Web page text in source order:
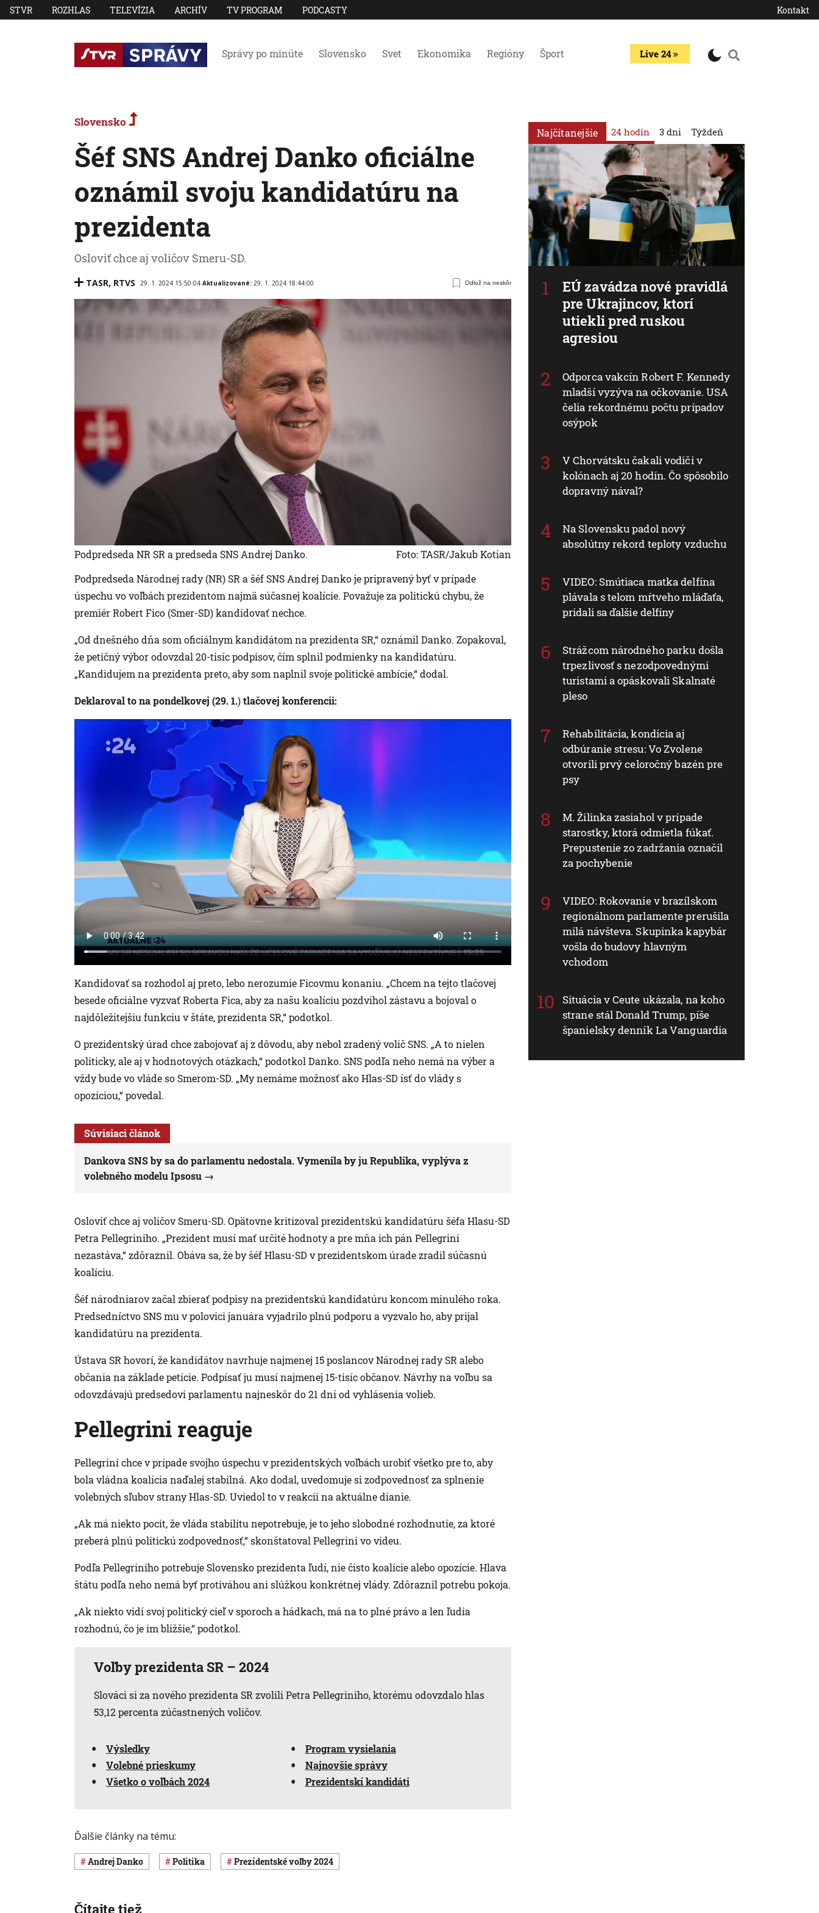
STVR ROZHLAS TELEVÍZIA ARCHÍV TV PROGRAM PODCASTY Kontakt
Správy po minúte Slovensko Svet Ekonomika Regióny Šport Live 24
Slovensko
Šéf SNS Andrej Danko oficiálne
oznámil svoju kandidatúru na
prezidenta
Osloviť chce aj voličov Smeru-SD.
TASR, RTVS 29. 1. 2024 15:50:04 Aktualizované: 29. 1. 2024 18:44:00 Odlož na neskôr
Podpredseda NR SR a predseda SNS Andrej Danko.
Foto: TASR/Jakub Kotian
Podpredseda Národnej rady (NR) SR a šéf SNS Andrej Danko je pripravený byť v prípade
úspechu vo voľbách prezidentom najmä súčasnej koalície. Považuje za politickú chybu, že
premiér Robert Fico (Smer-SD) kandidovať nechce.
„Od dnešného dňa som oficiálnym kandidátom na prezidenta SR,“ oznámil Danko. Zopakoval,
že petičný výbor odovzdal 20-tisíc podpisov, čím splnil podmienky na kandidatúru.
„Kandidujem na prezidenta preto, aby som naplnil svoje politické ambície,“ dodal.
Deklaroval to na pondelkovej (29. 1.)tlačovej konferencii:
Kandidovať sa rozhodol aj preto, lebo nerozumie Ficovmu konaniu. „Chcem na tejto tlačovej
besede oficiálne vyzvať Roberta Fica, aby za našu koalíciu pozdvihol zástavu a bojoval o
najdôležitejšiu funkciu v štáte, prezidenta SR,“ podotkol.
O prezidentský úrad chce zabojovať aj z dôvodu, aby nebol zradený volič SNS. „A to nielen
politicky, ale aj v hodnotových otázkach,“ podotkol Danko. SNS podľa neho nemá na výber a
vždy bude vo vláde so Smerom-SD. „My nemáme možnosť ako Hlas-SD ísť do vlády s
opozíciou,“ povedal.
Súvisiaci článok
Dankova SNS by sa do parlamentu nedostala. Vymenila by ju Republika, vyplýva z
volebného modelu Ipsosu
Osloviť chce aj voličov Smeru-SD. Opätovne kritizoval prezidentskú kandidatúru šéfa Hlasu-SD
Petra Pellegriniho. „Prezident musí mať určité hodnoty a pre mňa ich pán Pellegrini
nezastáva,“ zdôraznil. Obáva sa, že by šéf Hlasu-SD v prezidentskom úrade zradil súčasnú
koalíciu.
Šéf národniarov začal zbierať podpisy na prezidentskú kandidatúru koncom minulého roka.
Predsedníctvo SNS mu v polovici januára vyjadrilo plnú podporu a vyzvalo ho, aby prijal
kandidatúru na prezidenta.
Ústava SR hovorí, že kandidátov navrhuje najmenej 15 poslancov Národnej rady SR alebo
občania na základe petície. Podpísať ju musí najmenej 15-tisíc občanov. Návrhy na voľbu sa
odovzdávajú predsedovi parlamentu najneskôr do 21 dní od vyhlásenia volieb.
Pellegrini reaguje
Pellegrini chce v prípade svojho úspechu v prezidentských voľbách urobiť všetko pre to, aby
bola vládna koalícia naďalej stabilná. Ako dodal, uvedomuje si zodpovednosť za splnenie
volebných sľubov strany Hlas-SD. Uviedol to v reakcii na aktuálne dianie.
„Ak má niekto pocit, že vláda stabilitu nepotrebuje, je to jeho slobodné rozhodnutie, za ktoré
preberá plnú politickú zodpovednosť,“ skonštatoval Pellegrini vo videu.
Podľa Pellegriniho potrebuje Slovensko prezidenta ľudí, nie čisto koalície alebo opozície. Hlava
štátu podľa neho nemá byť protiváhou ani slúžkou konkrétnej vlády. Zdôraznil potrebu pokoja.
„Ak niekto vidí svoj politický cieľ v sporoch a hádkach, má na to plné právo a len ľudia
rozhodnú, čo je im bližšie,“ podotkol.
Voľby prezidenta SR – 2024
Slováci si za nového prezidenta SR zvolili Petra Pellegriniho, ktorému odovzdalo hlas
53,12 percenta zúčastnených voličov.
Výsledky
Volebné prieskumy
Všetko o voľbách 2024
Program vysielania
Najnovšie správy
Prezidentskí kandidáti
Ďalšie články na tému:
Andrej Danko Politika prezidentské voľby 2024
Najčítanejšie 24 hodín
EÚ zavádza nové pravidlá
pre Ukrajincov, ktorí
utiekli pred ruskou
agresiou
Odporca vakcín Robert F. Kennedy
mladší vyzýva na očkovanie. USA
čelia rekordnému počtu prípadov
osýpok
V Chorvátsku čakali vodiči v
kolónach aj 20 hodín. Čo spôsobilo
dopravný nával?
Na Slovensku padol nový
absolútny rekord teploty vzduchu
VIDEO: Smútiaca matka delfína
plávala s telom mŕtveho mláďaťa,
pridali sa ďalšie delfíny
Strážcom národného parku došla
trpezlivosť s nezodpovednými
turistami a opáskovali Skalnaté
pleso
Rehabilitácia, kondícia aj
odbúranie stresu: Vo Zvolene
otvorili prvý celoročný bazén pre
psy
M. Žilinka zasiahol v prípade
starostky, ktorá odmietla fúkať.
Prepustenie zo zadržania označil
za pochybenie
VIDEO: Rokovanie v brazílskom
regionálnom parlamente prerušila
milá návšteva. Skupinka kapybár
vošla do budovy hlavným
vchodom
Situácia v Ceute ukázala, na koho
strane stál Donald Trump, píše
španielsky denník La Vanguardia
3 dni Týždeň
Čítajte tiež